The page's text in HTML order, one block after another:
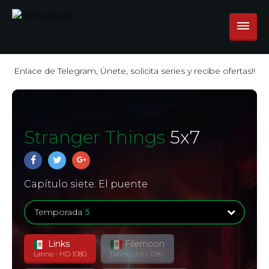
Enlace de Telegram, Únete, solicita series y recibe ofertas!!
Stranger Things 5x7
Capítulo siete: El puente
Temporada 5
Temporada
8 Episodios
Links
Latino - HD 1080
Filemoon
Latino - HD 1080